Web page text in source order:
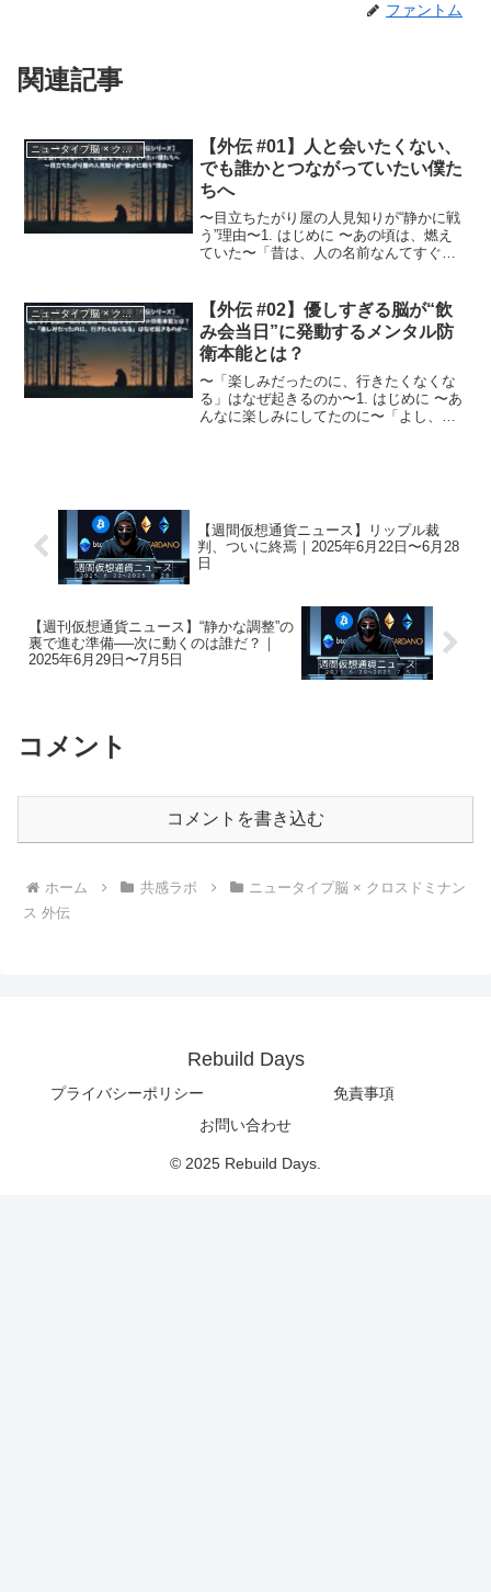
ファントム
関連記事
ニュータイプ脳 × クロスドミナンス 外伝
【外伝 #01】人と会いたくない、
でも誰かとつながっていたい僕た
ちへ
〜目立ちたがり屋の人見知りが“静かに戦
う”理由〜1. はじめに 〜あの頃は、燃え
ていた〜「昔は、人の名前なんてすぐ覚
とが増えた。最初は、「年齢かな」とか
「忙しさのせいか...
ニュータイプ脳 × クロスドミナンス 外伝
【外伝 #02】優しすぎる脳が“飲
み会当日”に発動するメンタル防
衛本能とは？
〜「楽しみだったのに、行きたくなくな
る」はなぜ起きるのか〜1. はじめに 〜あ
んなに楽しみにしてたのに〜「よし、飲
【週間仮想通貨ニュース】リップル裁
判、ついに終焉｜2025年6月22日〜6月28
日
【週刊仮想通貨ニュース】“静かな調整”の
裏で進む準備──次に動くのは誰だ？｜
2025年6月29日〜7月5日
コメント
コメントを書き込む
ホーム 共感ラボ
ニュータイプ脳 × クロスドミナン
ス 外伝
Rebuild Days
プライバシーポリシー
免責事項
お問い合わせ
© 2025 Rebuild Days.